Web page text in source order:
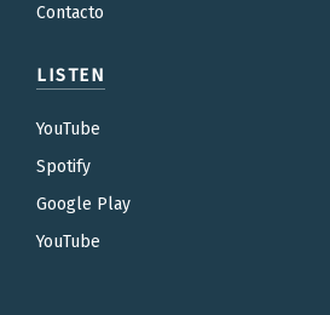
Contacto
LISTEN
YouTube
Spotify
Google Play
YouTube